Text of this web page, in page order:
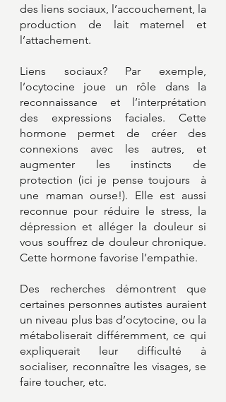
des liens sociaux, l’accouchement, la
production de lait maternel et
l’attachement.
Liens sociaux? Par exemple,
l’ocytocine joue un rôle dans la
reconnaissance et l’interprétation
des expressions faciales. Cette
hormone permet de créer des
connexions avec les autres, et
augmenter les instincts de
protection (ici je pense toujours  à
une maman ourse!). Elle est aussi
reconnue pour réduire le stress, la
dépression et alléger la douleur si
vous souffrez de douleur chronique.
Cette hormone favorise l’empathie.
Des recherches démontrent que
certaines personnes autistes auraient
un niveau plus bas d’ocytocine, ou la
métaboliserait différemment, ce qui
expliquerait leur difficulté à
socialiser, reconnaître les visages, se
faire toucher, etc.